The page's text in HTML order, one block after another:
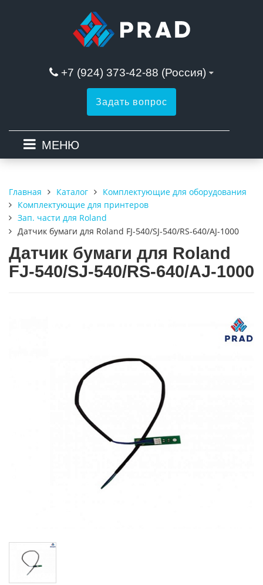
+7 (924) 373-42-88 (Россия)
Задать вопрос
МЕНЮ
Главная Каталог
Комплектующие для оборудования
Комплектующие для принтеров
Зап. части для Roland
Датчик бумаги для Roland FJ-540/SJ-540/RS-640/AJ-1000
Датчик бумаги для Roland
FJ-540/SJ-540/RS-640/AJ-1000